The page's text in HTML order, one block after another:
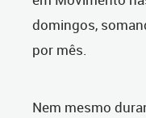
domingos,
por mês.
Nem mesmo